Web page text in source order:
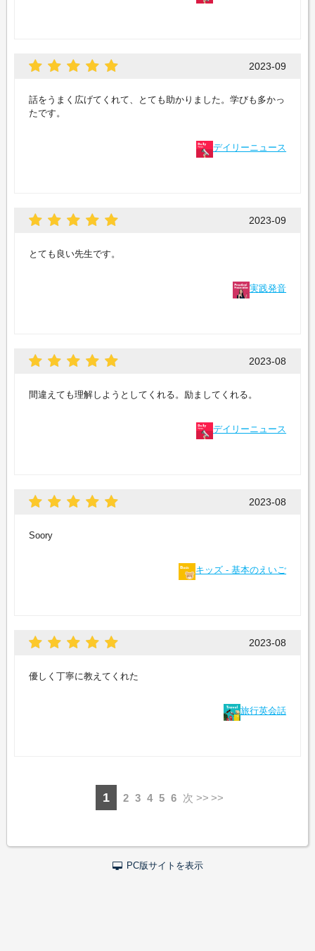
2023-09
話をうまく広げてくれて、とても助かりました。学びも多かっ
たです。
デイリーニュース
2023-09
とても良い先生です。
実践発音
2023-08
間違えても理解しようとしてくれる。励ましてくれる。
デイリーニュース
2023-08
Soory
キッズ - 基本のえいご
2023-08
優しく丁寧に教えてくれた
旅行英会話
1 2 3 4 5 6 次 >>
PC版サイトを表示